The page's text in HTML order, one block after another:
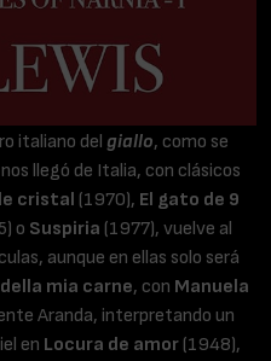
italiano del giallo, como se
llegó de Italia, con clásicos
cristal (1970), El gato de 9
o Suspiria (1977), vuelve al
aunque en ellas solo será
mia carne, con Manuela
Aranda, interpretando un
en Locura de amor (1948),